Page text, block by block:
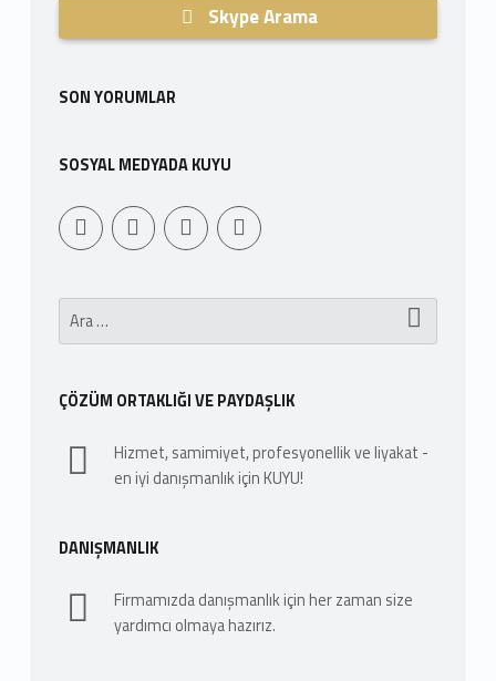
Skype Arama
SON YORUMLAR
SOSYAL MEDYADA KUYU
WebMan on Facebook
YoutubeWebMan DesignSepet
Arama:
ÇÖZÜM ORTAKLIĞI VE PAYDAŞLIK
Hizmet, samimiyet, profesyonellik ve liyakat -
en iyi danışmanlık için KUYU!
DANIŞMANLIK
Firmamızda danışmanlık için her zaman size
yardımcı olmaya hazırız.